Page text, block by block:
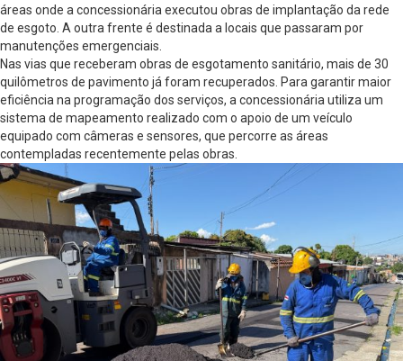
áreas onde a concessionária executou obras de implantação da rede
de esgoto. A outra frente é destinada a locais que passaram por
manutenções emergenciais.
Nas vias que receberam obras de esgotamento sanitário, mais de 30
quilômetros de pavimento já foram recuperados. Para garantir maior
eficiência na programação dos serviços, a concessionária utiliza um
sistema de mapeamento realizado com o apoio de um veículo
equipado com câmeras e sensores, que percorre as áreas
contempladas recentemente pelas obras.